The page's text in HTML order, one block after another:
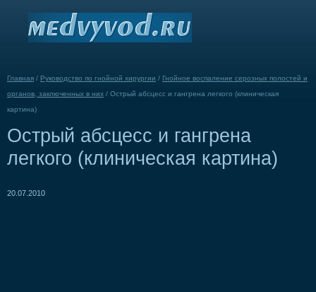
Главная / Руководство по гнойной хирургии / Гнойное воспаление серозных полостей и
органов, заключенных в них / Острый абсцесс и гангрена легкого (клиническая
картина)
Острый абсцесс и гангрена
легкого (клиническая картина)
20.07.2010